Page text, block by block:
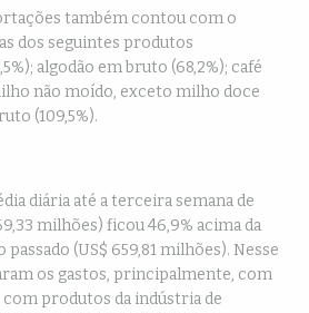
também contou com o
dos seguintes produtos
algodão em bruto (68,2%); café
não moído, exceto milho doce
(109,5%).
diária até a terceira semana de
milhões) ficou 46,9% acima da
(US$ 659,81 milhões). Nesse
os gastos, principalmente, com
com produtos da indústria de